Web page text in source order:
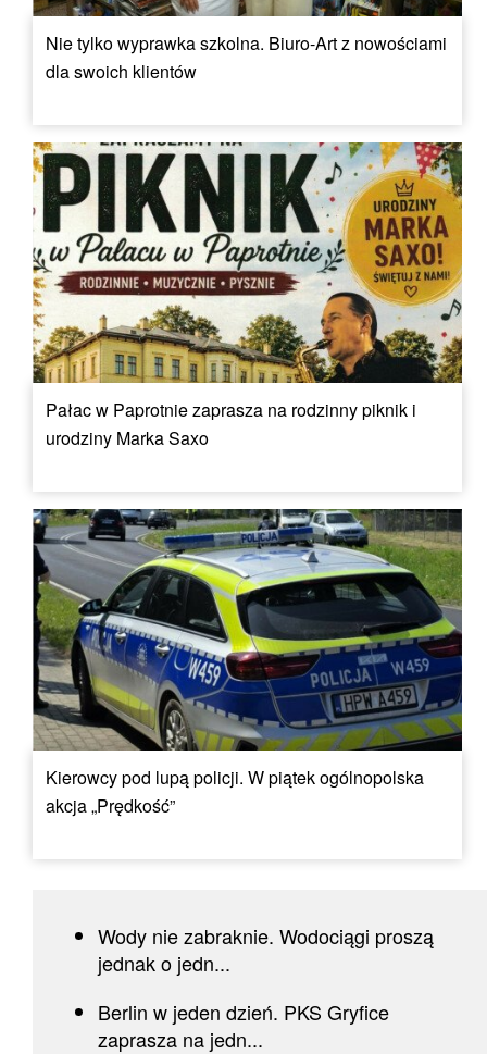
Nie tylko wyprawka szkolna. Biuro-Art z nowościami
dla swoich klientów
Pałac w Paprotnie zaprasza na rodzinny piknik i
urodziny Marka Saxo
Kierowcy pod lupą policji. W piątek ogólnopolska
akcja „Prędkość”
Wody nie zabraknie. Wodociągi proszą
jednak o jedn...
Berlin w jeden dzień. PKS Gryfice
zaprasza na jedn...